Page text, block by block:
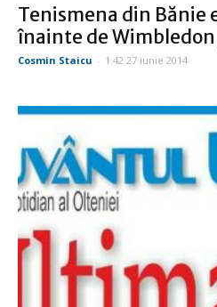
Tenismena din Bănie
înainte de Wimbledon
Cosmin Staicu - 1:42 27 iunie 2014